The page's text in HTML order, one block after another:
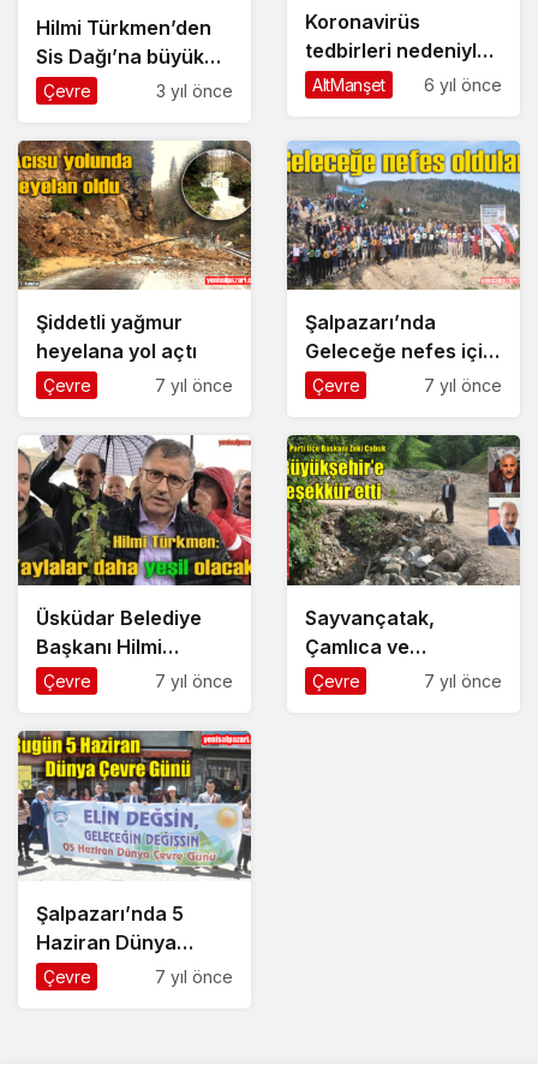
Hilmi Türkmen’den
Sis Dağı’na büyük
hizmet
Çevre 3 yıl önce
Koronavirüs
tedbirleri nedeniyle
okul bahçesinde
yapılamadı
AltManşet 6 yıl önce
Şiddetli yağmur
heyelana yol açtı
Çevre 7 yıl önce
Şalpazarı’nda
Geleceğe nefes için
yüzlerce fidan dikildi
Çevre 7 yıl önce
Üsküdar Belediye
Başkanı Hilmi
Türkmen:
yeşil olacak” dedi
Çevre 7 yıl önce
Sayvançatak,
Çamlıca ve
Sütpınar’da sel
Çevre 7 yıl önce
Şalpazarı’nda 5
Haziran Dünya
Çevre günü
Çevre 7 yıl önce